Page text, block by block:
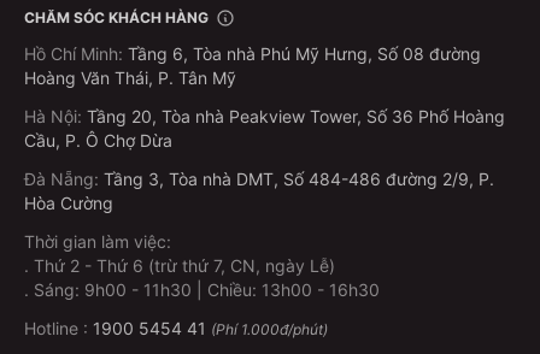
CHĂM SÓC KHÁCH HÀNG
Hồ Chí Minh: Tầng 6, Tòa nhà Phú Mỹ Hưng, Số 08 đường
Hoàng Văn Thái, P. Tân Mỹ
Hà Nội: Tầng 20, Tòa nhà Peakview Tower, Số 36 Phố Hoàng
Cầu, P. Ô Chợ Dừa
Đà Nẵng: Tầng 3, Tòa nhà DMT, Số 484-486 đường 2/9, P.
Hòa Cường
Thời gian làm việc:
. Thứ 2 - Thứ 6 (trừ thứ 7, CN, ngày Lễ)
. Sáng: 9h00 - 11h30 | Chiều: 13h00 - 16h30
Hotline : 1900 5454 41 (Phí 1.000đ/phút)